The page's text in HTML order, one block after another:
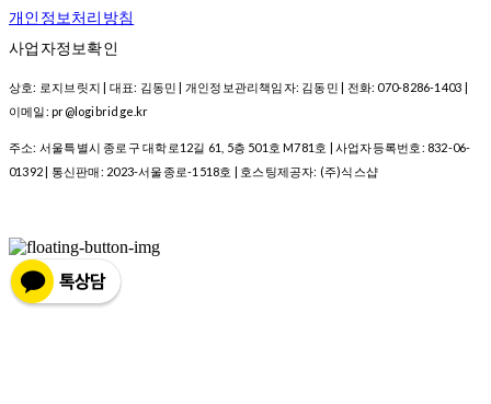
개인정보처리방침
사업자정보확인
상호: 로지브릿지 | 대표: 김동민 | 개인정보관리책임자: 김동민 | 전화: 070-8286-1403 |
이메일: pr@logibridge.kr
주소: 서울특별시 종로구 대학로12길 61, 5층 501호 M781호 | 사업자등록번호: 832-06-
01392 | 통신판매: 2023-서울종로-1518호 | 호스팅제공자: (주)식스샵